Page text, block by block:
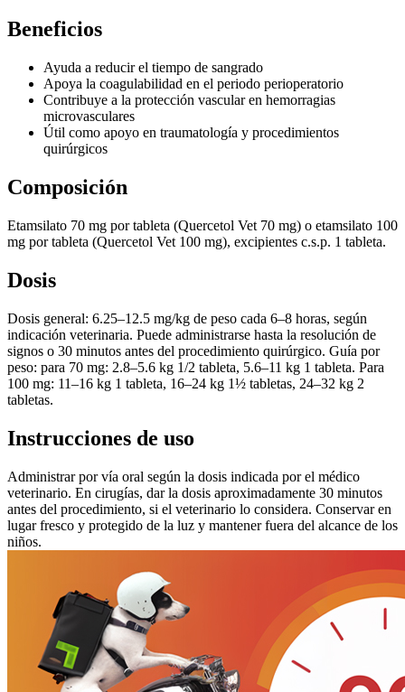
Beneficios
Ayuda a reducir el tiempo de sangrado
Apoya la coagulabilidad en el periodo perioperatorio
Contribuye a la protección vascular en hemorragias
microvasculares
Útil como apoyo en traumatología y procedimientos
quirúrgicos
Composición
Etamsilato 70 mg por tableta (Quercetol Vet 70 mg) o etamsilato 100
mg por tableta (Quercetol Vet 100 mg), excipientes c.s.p. 1 tableta.
Dosis
Dosis general: 6.25–12.5 mg/kg de peso cada 6–8 horas, según
indicación veterinaria. Puede administrarse hasta la resolución de
signos o 30 minutos antes del procedimiento quirúrgico. Guía por
peso: para 70 mg: 2.8–5.6 kg 1/2 tableta, 5.6–11 kg 1 tableta. Para
100 mg: 11–16 kg 1 tableta, 16–24 kg 1½ tabletas, 24–32 kg 2
tabletas.
Instrucciones de uso
Administrar por vía oral según la dosis indicada por el médico
veterinario. En cirugías, dar la dosis aproximadamente 30 minutos
antes del procedimiento, si el veterinario lo considera. Conservar en
lugar fresco y protegido de la luz y mantener fuera del alcance de los
niños.